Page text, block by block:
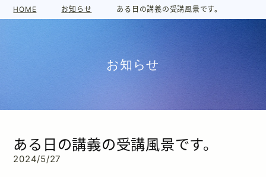
HOME お知らせ ある日の講義の受講風景です。
お知らせ
ある日の講義の受講風景です。
2024/5/27